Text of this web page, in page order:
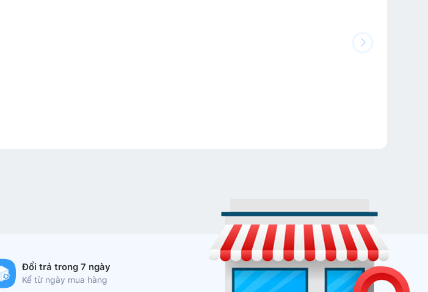
Đổi trả trong 7 ngày
Kể từ ngày mua hàng